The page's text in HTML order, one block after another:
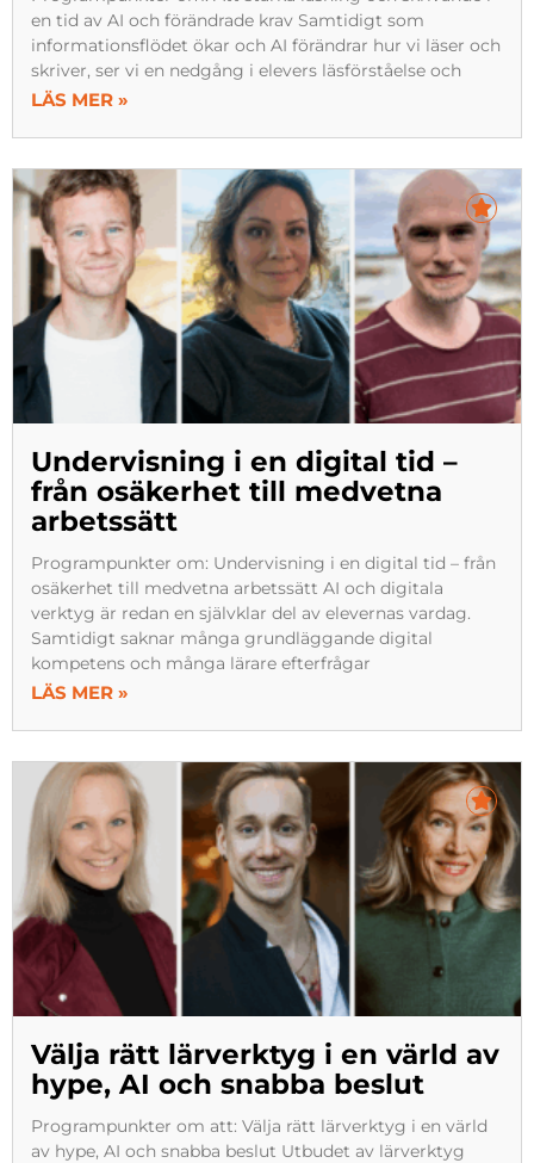
en tid av AI och förändrade krav Samtidigt som
informationsflödet ökar och AI förändrar hur vi läser och
skriver, ser vi en nedgång i elevers läsförståelse och
LÄS MER »
Undervisning i en digital tid –
från osäkerhet till medvetna
arbetssätt
Programpunkter om: Undervisning i en digital tid – från
osäkerhet till medvetna arbetssätt AI och digitala
verktyg är redan en självklar del av elevernas vardag.
Samtidigt saknar många grundläggande digital
kompetens och många lärare efterfrågar
LÄS MER »
Välja rätt lärverktyg i en värld av
hype, AI och snabba beslut
Programpunkter om att: Välja rätt lärverktyg i en värld
av hype, AI och snabba beslut Utbudet av lärverktyg